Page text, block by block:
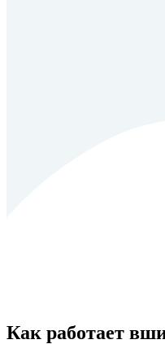
Как работает